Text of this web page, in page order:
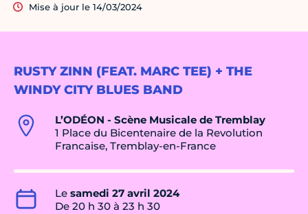
RUSTY ZINN (FEAT. MARC TEE) + THE
WINDY CITY BLUES BAND
L’ODÉON - Scène Musicale de Tremblay
1 Place du Bicentenaire de la Revolution
Francaise, Tremblay-en-France
Le samedi 27 avril 2024
De 20 h 30 à 23 h 30
Mise à jour le 14/03/2024